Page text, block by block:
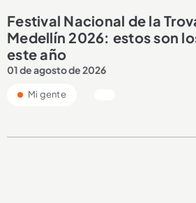
Festival Nacional de la
Medellín 2026: estos son
este año
01 de agosto de 2026
Mi gente